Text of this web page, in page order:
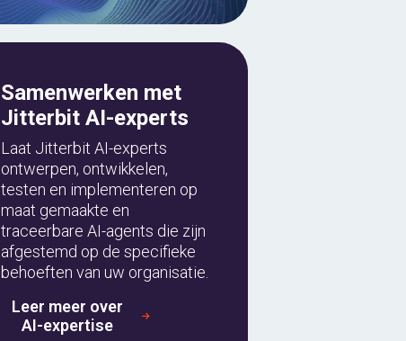
Samenwerken met
Jitterbit AI-experts
Laat Jitterbit AI-experts
ontwerpen, ontwikkelen,
testen en implementeren op
maat gemaakte en
traceerbare AI-agents die zijn
afgestemd op de specifieke
behoeften van uw organisatie.
Leer meer over
AI-expertise